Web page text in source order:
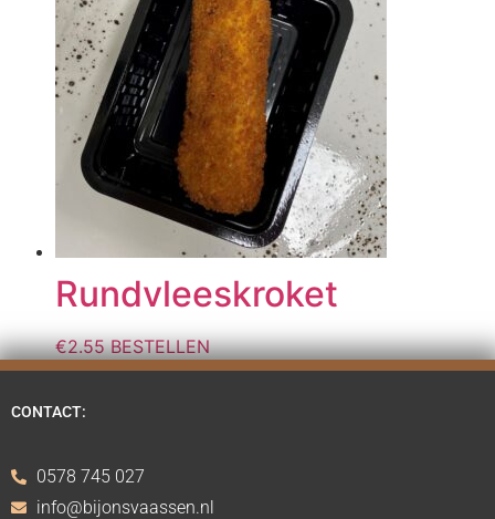
Rundvleeskroket
€2.55 BESTELLEN
CONTACT:
0578 745 027
info@bijonsvaassen.nl